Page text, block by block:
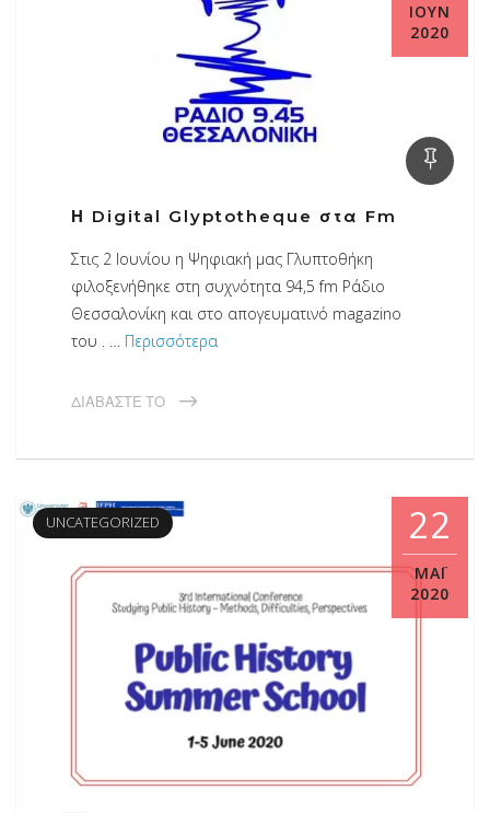
ΙΟΎΝ
2020
Η Digital Glyptotheque στα Fm
Στις 2 Ιουνίου η Ψηφιακή μας Γλυπτοθήκη
φιλοξενήθηκε στη συχνότητα 94,5 fm Ράδιο
Θεσσαλονίκη και στο απογευματινό magazino
του . … Περισσότερα
ΔΙΑΒΆΣΤΕ ΤΟ
UNCATEGORIZED 22
ΜΑΪ́
2020